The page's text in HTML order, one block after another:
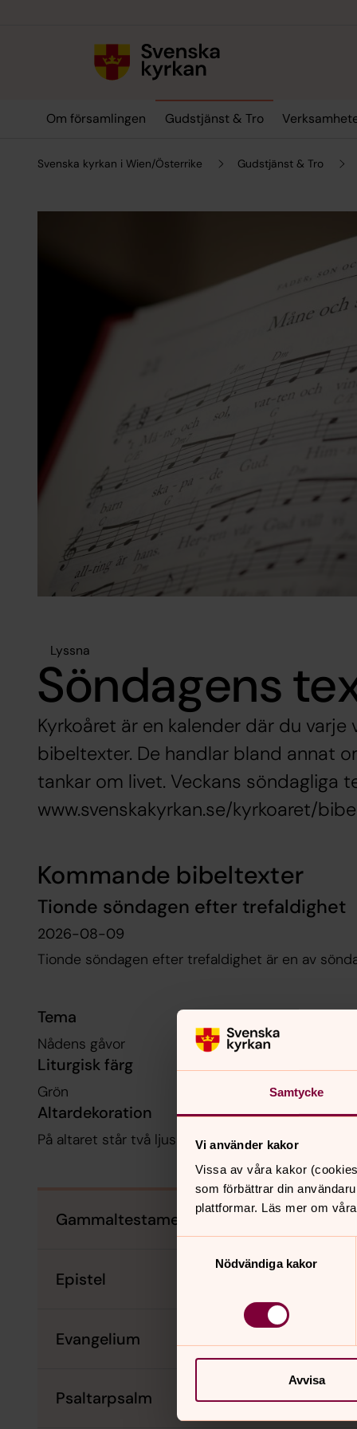
Samtycke
Vi använder kakor
Vissa av våra kakor
som förbättrar din
plattformar. Läs mer om
Nödvändiga kakor
Avvisa
Om församlingen Gudstjänst & Tro
Svenska kyrkan i Wien/Österrike Gudstjänst & Tro
Lyssna
Söndagens
Kyrkoåret är en kalender där du varje
bibeltexter. De handlar bland annat
tankar om livet. Veckans söndagliga
www.svenskakyrkan.se/kyrkoaret/
Kommande bibeltexter
Tionde söndagen efter trefaldighet
2026-08-09
Tionde söndagen efter trefaldighet är en av
Tema
Nådens gåvor
Liturgisk färg
Grön
Altardekoration
På altaret står två ljus samt blommor i blandade
Gammaltestamentlig
Epistel
Evangelium
Psaltarpsalm